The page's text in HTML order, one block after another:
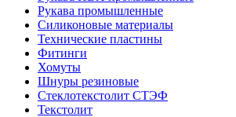
Рукава промышленные
Силиконовые материалы
Технические пластины
Фитинги
Хомуты
Шнуры резиновые
Стеклотекстолит СТЭФ
Текстолит